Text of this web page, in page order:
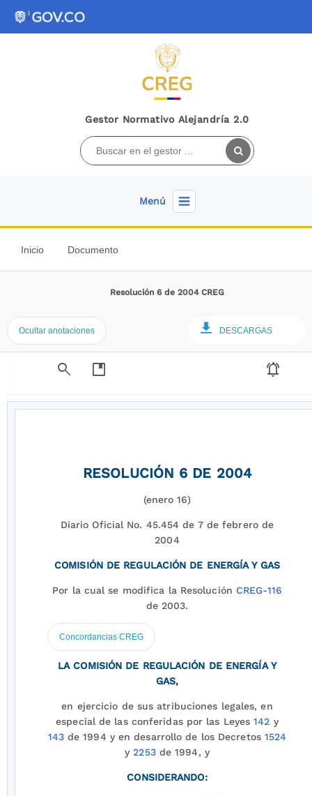
Gestor Normativo Alejandría 2.0
Menú
Inicio Documento
Resolución 6 de 2004 CREG
Ocultar anotaciones DESCARGAS
search developer_guide notifications_active
RESOLUCIÓN 6 DE 2004
(enero 16)
Diario Oficial No. 45.454 de 7 de febrero de
2004
COMISIÓN DE REGULACIÓN DE ENERGÍA Y GAS
Por la cual se modifica la Resolución CREG-116
de 2003.
Concordancias CREG
LA COMISIÓN DE REGULACIÓN DE ENERGÍA Y
GAS,
en ejercicio de sus atribuciones legales, en
especial de las conferidas por las Leyes142 y
143de 1994 y en desarrollo de los Decretos 1524
y2253de 1994, y
CONSIDERANDO: